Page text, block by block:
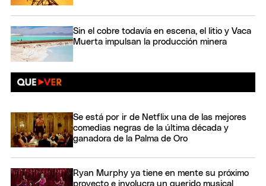
Sin el cobre todavía en escena, el litio y Vaca
Muerta impulsan la producción minera
Se está por ir de Netflix una de las mejores
comedias negras de la última década y
ganadora de la Palma de Oro
Ryan Murphy ya tiene en mente su próximo
proyecto e involucra un querido musical